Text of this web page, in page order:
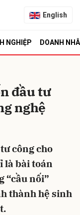
English
NGHIỆP DOANH
đầu tư
nghệ
công cho
là bài toán
“cầu nối”
thành hệ sinh
Hủy